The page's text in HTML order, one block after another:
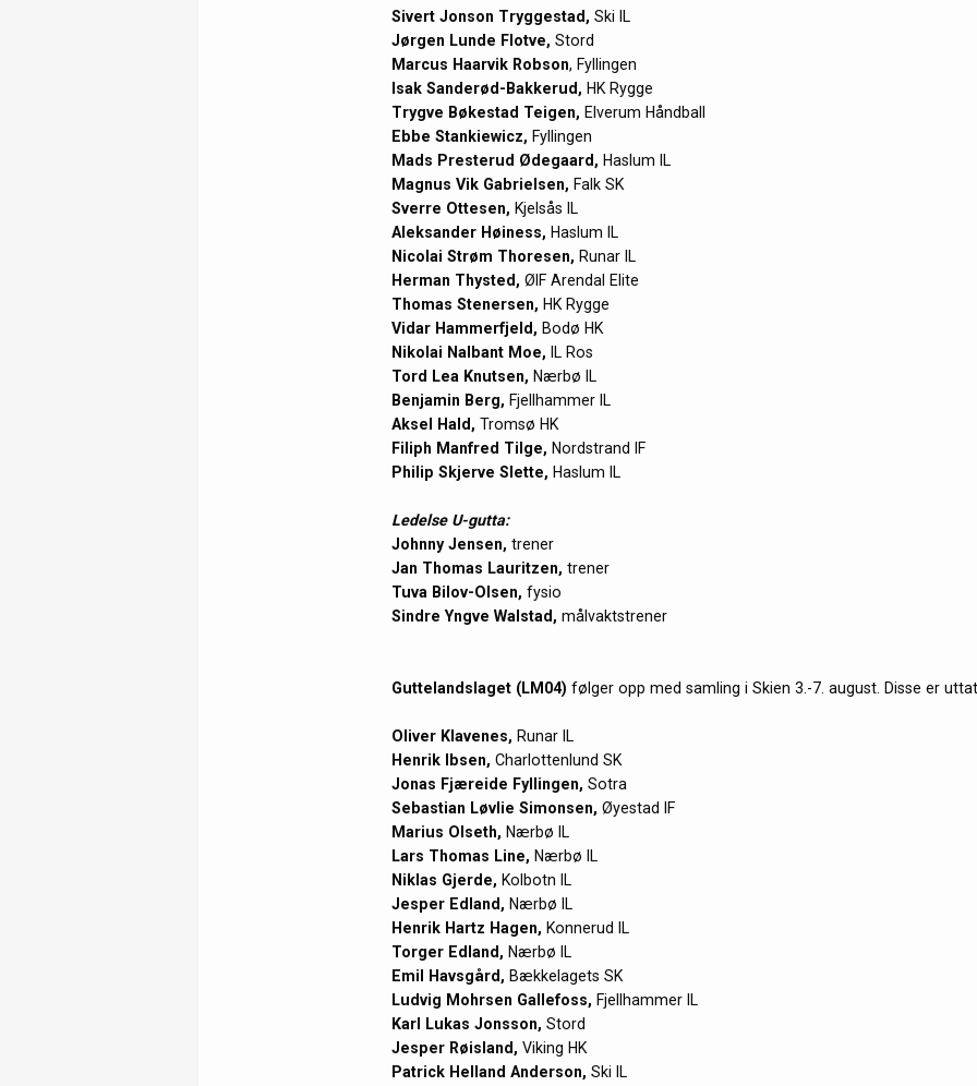
Sivert Jonson Tryggestad, Ski IL
Jørgen Lunde Flotve, Stord
Marcus Haarvik Robson, Fyllingen
Isak Sanderød-Bakkerud, HK Rygge
Trygve Bøkestad Teigen, Elverum Håndball
Ebbe Stankiewicz, Fyllingen
Mads Presterud Ødegaard, Haslum IL
Magnus Vik Gabrielsen, Falk SK
Sverre Ottesen, Kjelsås IL
Aleksander Høiness, Haslum IL
Nicolai Strøm Thoresen, Runar IL
Herman Thysted, ØIF Arendal Elite
Thomas Stenersen, HK Rygge
Vidar Hammerfjeld, Bodø HK
Nikolai Nalbant Moe, IL Ros
Tord Lea Knutsen, Nærbø IL
Benjamin Berg, Fjellhammer IL
Aksel Hald, Tromsø HK
Filiph Manfred Tilge, Nordstrand IF
Philip Skjerve Slette, Haslum IL
Ledelse U-gutta:
Johnny Jensen, trener
Jan Thomas Lauritzen, trener
Tuva Bilov-Olsen, fysio
Sindre Yngve Walstad, målvaktstrener
Guttelandslaget (LM04) følger opp med samling i Skien 3.-7. august. Disse er
Oliver Klavenes, Runar IL
Henrik Ibsen, Charlottenlund SK
Jonas Fjæreide Fyllingen, Sotra
Sebastian Løvlie Simonsen, Øyestad IF
Marius Olseth, Nærbø IL
Lars Thomas Line, Nærbø IL
Niklas Gjerde, Kolbotn IL
Jesper Edland, Nærbø IL
Henrik Hartz Hagen, Konnerud IL
Torger Edland, Nærbø IL
Emil Havsgård, Bækkelagets SK
Ludvig Mohrsen Gallefoss, Fjellhammer IL
Karl Lukas Jonsson, Stord
Jesper Røisland, Viking HK
Patrick Helland Anderson, Ski IL